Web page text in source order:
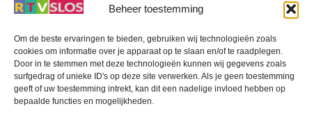
Beheer toestemming
Om de beste ervaringen te bieden, gebruiken wij technologieën zoals
cookies om informatie over je apparaat op te slaan en/of te raadplegen.
Door in te stemmen met deze technologieën kunnen wij gegevens zoals
surfgedrag of unieke ID's op deze site verwerken. Als je geen toestemming
geeft of uw toestemming intrekt, kan dit een nadelige invloed hebben op
bepaalde functies en mogelijkheden.
Terug
naar
boven
RTV SLOS